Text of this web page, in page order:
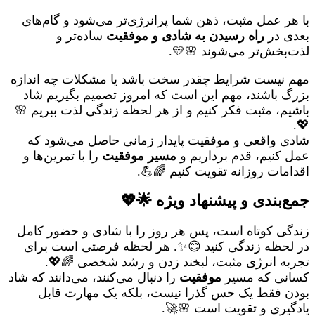
با هر عمل مثبت، ذهن شما پرانرژی‌تر می‌شود و گام‌های
بعدی در راه رسیدن به شادی و موفقیت ساده‌تر و
لذت‌بخش‌تر می‌شوند 🌸💛.
مهم نیست شرایط چقدر سخت باشد یا مشکلات چه اندازه
بزرگ باشند، مهم این است که امروز تصمیم بگیریم شاد
باشیم، مثبت فکر کنیم و از هر لحظه زندگی لذت ببریم 🌸
💖.
شادی واقعی و موفقیت پایدار زمانی حاصل می‌شود که
عمل کنیم، قدم برداریم و مسیر موفقیت را با تمرین‌ها و
اقدامات روزانه تقویت کنیم 🌈💪.
جمع‌بندی و پیشنهاد ویژه 🌟💖
زندگی کوتاه است، پس هر روز را با شادی و حضور کامل
در لحظه زندگی کنید 😊✨. هر لحظه فرصتی است برای
تجربه انرژی مثبت، لبخند زدن و رشد شخصی 🌈💖.
کسانی که مسیر موفقیت را دنبال می‌کنند، می‌دانند که شاد
بودن فقط یک حس گذرا نیست، بلکه یک مهارت قابل
یادگیری و تقویت است 🌸🚀.